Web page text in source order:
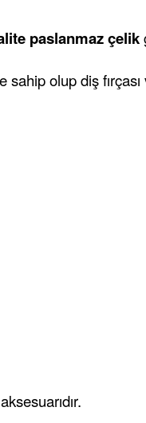
paslanmaz çelik
olup diş